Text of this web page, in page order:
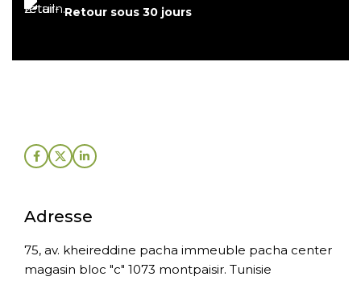
Retour sous 30 jours
Adresse
75, av. kheireddine pacha immeuble pacha center
magasin bloc "c" 1073 montpaisir. Tunisie